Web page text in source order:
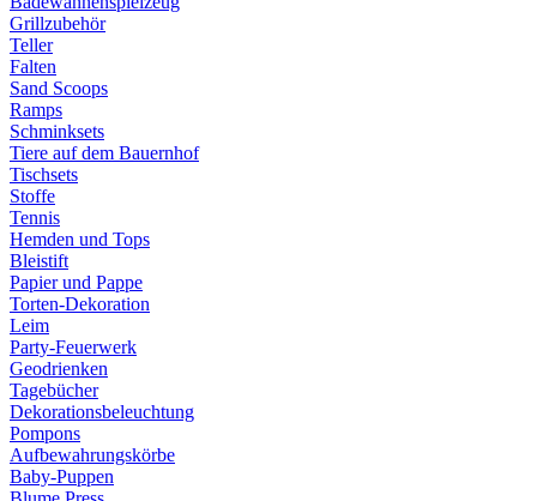
Grillzubehör
Teller
Falten
Sand Scoops
Ramps
Schminksets
Tiere auf dem Bauernhof
Tischsets
Stoffe
Tennis
Hemden und Tops
Bleistift
Papier und Pappe
Torten-Dekoration
Leim
Party-Feuerwerk
Geodrienken
Tagebücher
Dekorationsbeleuchtung
Pompons
Aufbewahrungskörbe
Baby-Puppen